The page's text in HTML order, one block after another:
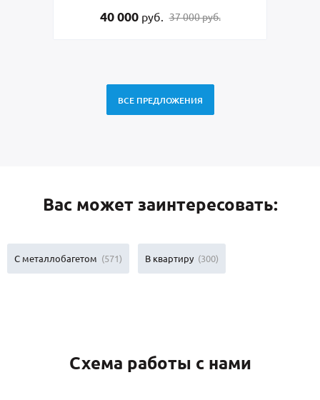
37 000 руб. 95 000
ВСЕ ПРЕДЛОЖЕНИЯ
Вас может заинтересовать:
С металлобагетом (571) В квартиру (300)
Схема работы с нами